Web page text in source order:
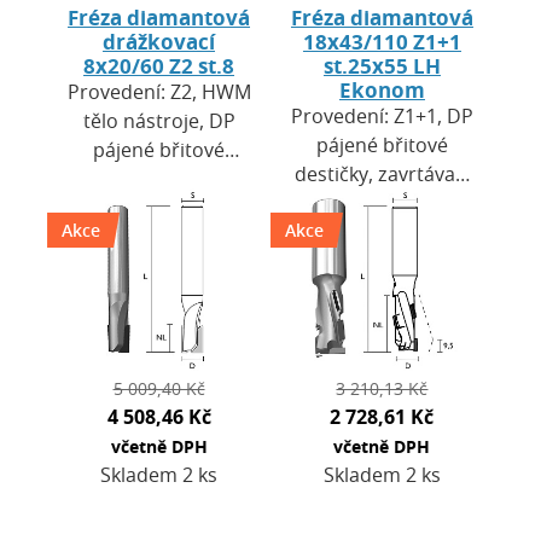
Fréza diamantová
drážkovací
8x20/60 Z2 st.8
Provedení: Z2, HWM
tělo nástroje, DP
pájené břitové
břit DP. Výška
destiček H = 2,7
mm. Použití: pro
CNC…
Akce
5 009,40 Kč
4 508,46 Kč
včetně DPH
Skladem 2 ks
Fréza diamantová
18x43/110 Z1+1
st.25x55 LH
Ekonom
Provedení: Z1+1, DP
pájené břitové
destičky, zavrtávací
břit HW. Výška
destiček H=2,5 mm.
Použití: pro CNC
obráběcí centra a…
Akce
3 210,13 Kč
2 728,61 Kč
včetně DPH
Skladem 2 ks